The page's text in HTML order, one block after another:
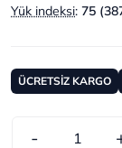
Yük indeksi: 75
ÜCRETSİZ KARGO
-